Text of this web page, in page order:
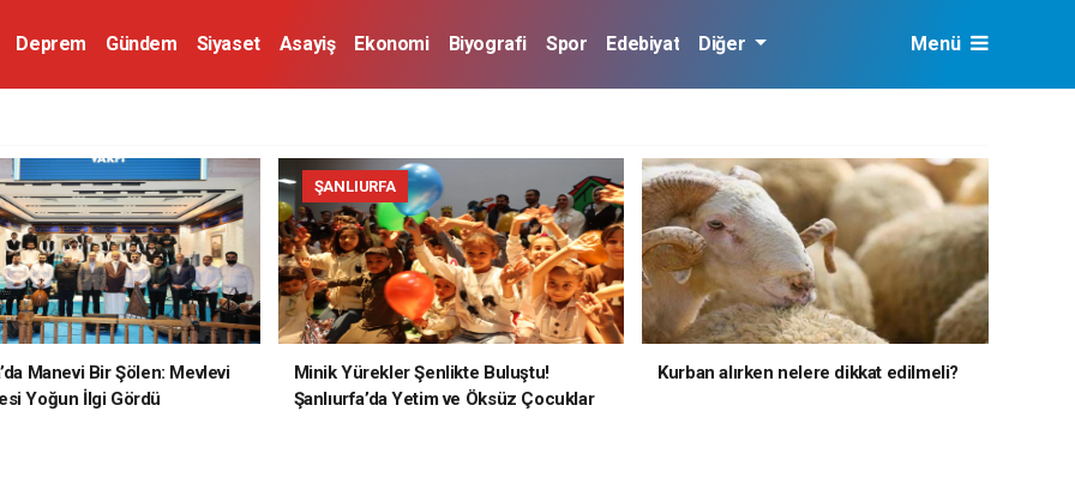
Deprem Gündem Siyaset Asayiş Ekonomi Biyografi Spor Edebiyat Diğer Menü
Manevi Bir Şölen: Mevlevi
Yoğun İlgi Gördü
ŞANLIURFA
Minik Yürekler Şenlikte Buluştu!
Şanlıurfa’da Yetim ve Öksüz Çocuklar
Kurban alırken nelere dikkat edilmeli?